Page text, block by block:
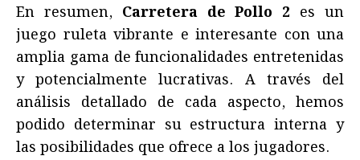
En resumen, Carretera de Pollo 2 es un
juego ruleta vibrante e interesante con una
amplia gama de funcionalidades entretenidas
y potencialmente lucrativas. A través del
análisis detallado de cada aspecto, hemos
podido determinar su estructura interna y
las posibilidades que ofrece a los jugadores.